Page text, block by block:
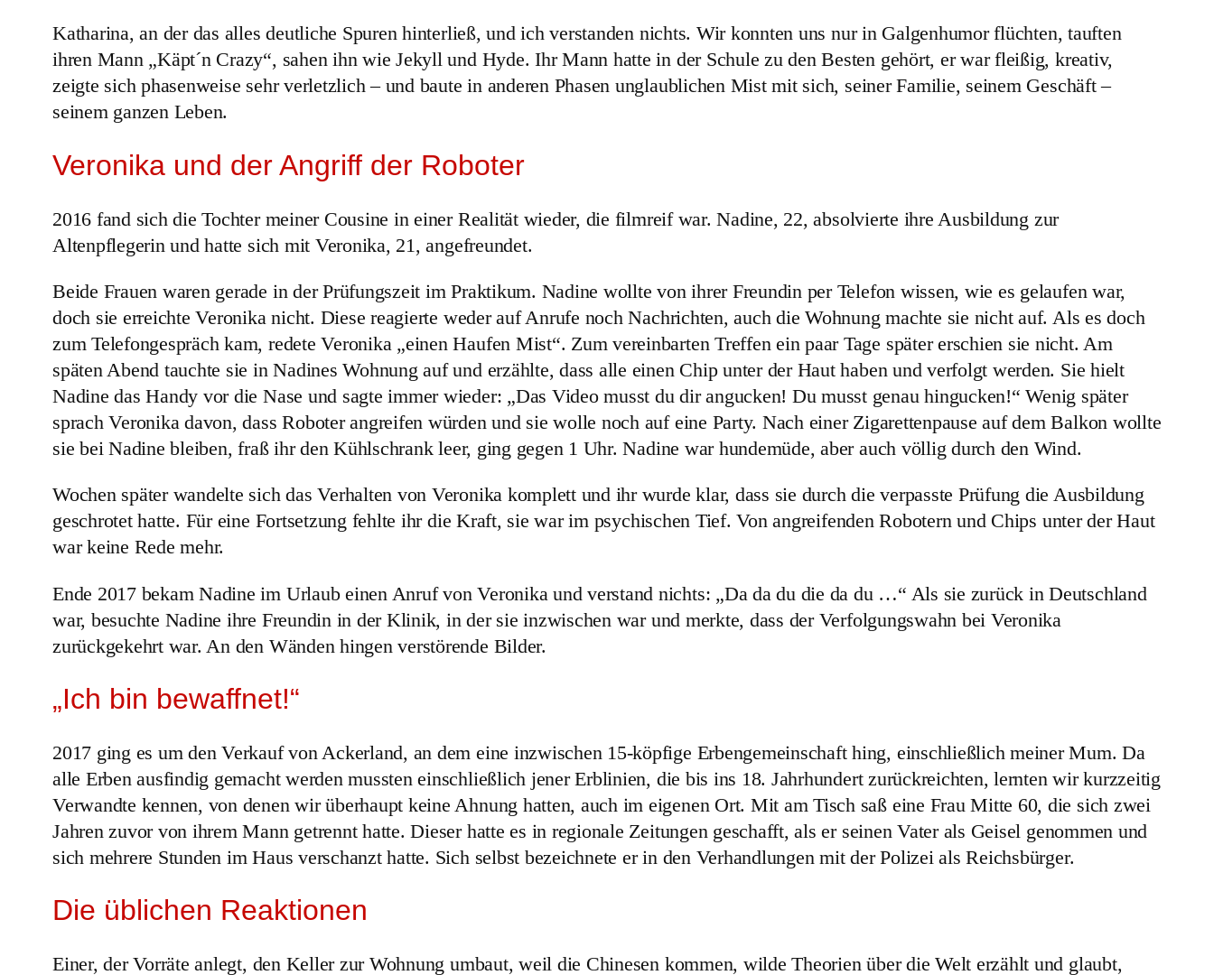
Katharina, an der das alles deutliche Spuren hinterließ, und ich verstanden nichts. Wir konnten uns nur in Galgenhumor flüchten, tauften
ihren Mann „Käpt´n Crazy“, sahen ihn wie Jekyll und Hyde. Ihr Mann hatte in der Schule zu den Besten gehört, er war fleißig, kreativ,
zeigte sich phasenweise sehr verletzlich – und baute in anderen Phasen unglaublichen Mist mit sich, seiner Familie, seinem Geschäft –
seinem ganzen Leben.
Veronika und der Angriff der Roboter
2016 fand sich die Tochter meiner Cousine in einer Realität wieder, die filmreif war. Nadine, 22, absolvierte ihre Ausbildung zur
Altenpflegerin und hatte sich mit Veronika, 21, angefreundet.
Beide Frauen waren gerade in der Prüfungszeit im Praktikum. Nadine wollte von ihrer Freundin per Telefon wissen, wie es gelaufen war,
doch sie erreichte Veronika nicht. Diese reagierte weder auf Anrufe noch Nachrichten, auch die Wohnung machte sie nicht auf. Als es doch
zum Telefongespräch kam, redete Veronika „einen Haufen Mist“. Zum vereinbarten Treffen ein paar Tage später erschien sie nicht. Am
späten Abend tauchte sie in Nadines Wohnung auf und erzählte, dass alle einen Chip unter der Haut haben und verfolgt werden. Sie hielt
Nadine das Handy vor die Nase und sagte immer wieder: „Das Video musst du dir angucken! Du musst genau hingucken!“ Wenig später
sprach Veronika davon, dass Roboter angreifen würden und sie wolle noch auf eine Party. Nach einer Zigarettenpause auf dem Balkon wollte
sie bei Nadine bleiben, fraß ihr den Kühlschrank leer, ging gegen 1 Uhr. Nadine war hundemüde, aber auch völlig durch den Wind.
Wochen später wandelte sich das Verhalten von Veronika komplett und ihr wurde klar, dass sie durch die verpasste Prüfung die Ausbildung
geschrotet hatte. Für eine Fortsetzung fehlte ihr die Kraft, sie war im psychischen Tief. Von angreifenden Robotern und Chips unter der Haut
war keine Rede mehr.
Ende 2017 bekam Nadine im Urlaub einen Anruf von Veronika und verstand nichts: „Da da du die da du …“ Als sie zurück in Deutschland
war, besuchte Nadine ihre Freundin in der Klinik, in der sie inzwischen war und merkte, dass der Verfolgungswahn bei Veronika
zurückgekehrt war. An den Wänden hingen verstörende Bilder.
„Ich bin bewaffnet!“
2017 ging es um den Verkauf von Ackerland, an dem eine inzwischen 15-köpfige Erbengemeinschaft hing, einschließlich meiner Mum. Da
alle Erben ausfindig gemacht werden mussten einschließlich jener Erblinien, die bis ins 18. Jahrhundert zurückreichten, lernten wir kurzzeitig
Verwandte kennen, von denen wir überhaupt keine Ahnung hatten, auch im eigenen Ort. Mit am Tisch saß eine Frau Mitte 60, die sich zwei
Jahren zuvor von ihrem Mann getrennt hatte. Dieser hatte es in regionale Zeitungen geschafft, als er seinen Vater als Geisel genommen und
sich mehrere Stunden im Haus verschanzt hatte. Sich selbst bezeichnete er in den Verhandlungen mit der Polizei als Reichsbürger.
Die üblichen Reaktionen
Einer, der Vorräte anlegt, den Keller zur Wohnung umbaut, weil die Chinesen kommen, wilde Theorien über die Welt erzählt und glaubt,